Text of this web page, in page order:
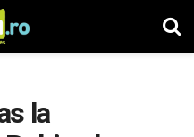
la